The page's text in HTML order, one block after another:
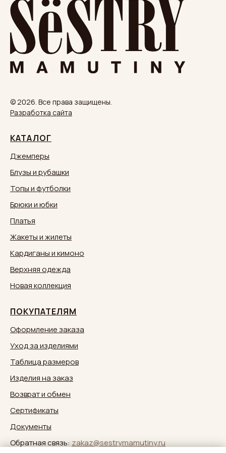
© 2026. Все права защищены.
Разработка сайта
КАТАЛОГ
Джемперы
Блузы и рубашки
Топы и футболки
Брюки и юбки
Платья
Жакеты и жилеты
Кардиганы и кимоно
Верхняя одежда
Новая коллекция
ПОКУПАТЕЛЯМ
Оформление заказа
Уход за изделиями
Таблица размеров
Изделия на заказ
Возврат и обмен
Сертификаты
Документы
Обратная связь: zakaz@sestrymamutiny.ru